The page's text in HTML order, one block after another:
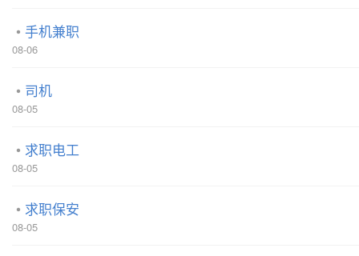
手机兼职
08-06
司机
08-05
求职电工
08-05
求职保安
08-05